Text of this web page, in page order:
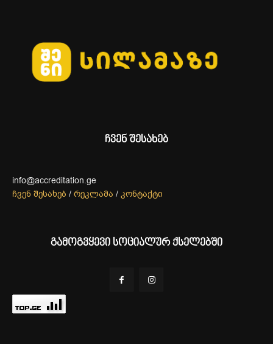
ჩვენ შესახებ
info@accreditation.ge
ჩვენ შესახებ / რეკლამა / კონტაქტი
გამოგვყევი სოციალურ ქსელებში